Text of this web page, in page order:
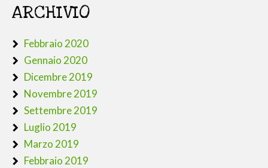
ARCHIVIO
Febbraio 2020
Gennaio 2020
Dicembre 2019
Novembre 2019
Settembre 2019
Luglio 2019
Marzo 2019
Febbraio 2019